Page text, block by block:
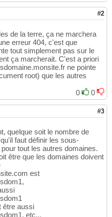
#2
de la terre, ça ne marchera
erreur 404, c'est que
tout simplement pas sur le
ça marcherait. C'est a priori
ne pointe
root) que les autres
0
0
#3
quelque soit le nombre de
faut définir les sous-
tout les autres domaines.
être que les domaines doivent
est
être aussi
etc...